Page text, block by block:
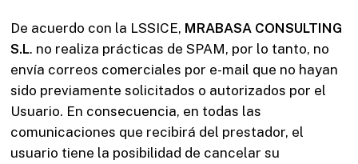
De acuerdo con la LSSICE, MRABASA CONSULTING
S.L. no realiza prácticas de SPAM, por lo tanto, no
envía correos comerciales por e-mail que no hayan
sido previamente solicitados o autorizados por el
Usuario. En consecuencia, en todas las
comunicaciones que recibirá del prestador, el
usuario tiene la posibilidad de cancelar su